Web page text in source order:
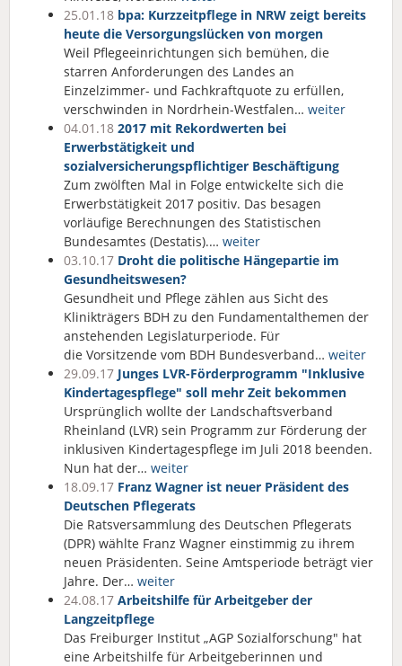
25.01.18 bpa: Kurzzeitpflege in NRW zeigt bereits
heute die Versorgungslücken von morgen
Weil Pflegeeinrichtungen sich bemühen, die
starren Anforderungen des Landes an
Einzelzimmer- und Fachkraftquote zu erfüllen,
verschwinden in Nordrhein-Westfalen… weiter
04.01.18 2017 mit Rekordwerten bei
Erwerbstätigkeit und
sozialversicherungspflichtiger Beschäftigung
Zum zwölften Mal in Folge entwickelte sich die
Erwerbstätigkeit 2017 positiv. Das besagen
vorläufige Berechnungen des Statistischen
Bundesamtes (Destatis).… weiter
03.10.17 Droht die politische Hängepartie im
Gesundheitswesen?
Gesundheit und Pflege zählen aus Sicht des
Klinikträgers BDH zu den Fundamentalthemen der
anstehenden Legislaturperiode. Für
die Vorsitzende vom BDH Bundesverband… weiter
29.09.17 Junges LVR-Förderprogramm "Inklusive
Kindertagespflege" soll mehr Zeit bekommen
Ursprünglich wollte der Landschaftsverband
Rheinland (LVR) sein Programm zur Förderung der
inklusiven Kindertagespflege im Juli 2018 beenden.
Nun hat der… weiter
18.09.17 Franz Wagner ist neuer Präsident des
Deutschen Pflegerats
Die Ratsversammlung des Deutschen Pflegerats
(DPR) wählte Franz Wagner einstimmig zu ihrem
neuen Präsidenten. Seine Amtsperiode beträgt vier
Jahre. Der… weiter
24.08.17 Arbeitshilfe für Arbeitgeber der
Langzeitpflege
Das Freiburger Institut „AGP Sozialforschung" hat
eine Arbeitshilfe für Arbeitgeberinnen und